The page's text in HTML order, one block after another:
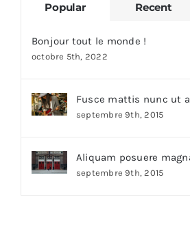
Popular Recent
Bonjour tout le monde !
octobre 5th, 2022
Fusce mattis nunc ut
septembre 9th, 2015
Aliquam posuere
septembre 9th, 2015